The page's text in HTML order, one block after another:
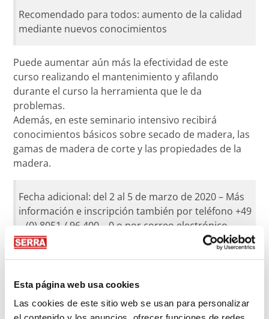
Esta página web usa cookies
Las cookies de este sitio web se usan para personalizar
Recomendado para todos: aumento de la calidad
mediante nuevos conocimientos
Puede aumentar aún más la efectividad de este
curso realizando el mantenimiento y afilando
durante el curso la herramienta que le da
problemas.
Además, en este seminario intensivo recibirá
conocimientos básicos sobre secado de madera, las
gamas de madera de corte y las propiedades de la
madera.
Fecha adicional: del 2 al 5 de marzo de 2020 – Más
información e inscripción también por teléfono +49
– (0) 8051 / 96 400 – 0 o por correo electrónico
(info@serra.de)
■ Calidad del acero, dimensiones de la hoja, formas
de los dientes